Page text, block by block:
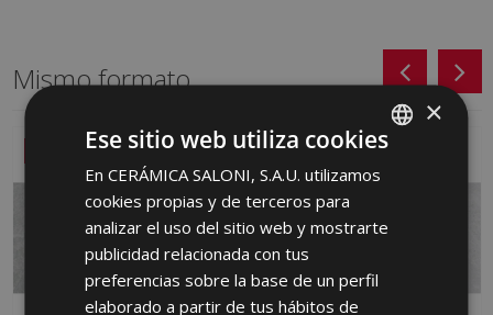
Mismo formato
NUEVO
SPANISH
ENGLISH
GERMAN
×
Ese sitio web utiliza cookies
En CERÁMICA SALONI, S.A.U. utilizamos
cookies propias y de terceros para
analizar el uso del sitio web y mostrarte
publicidad relacionada con tus
preferencias sobre la base de un perfil
elaborado a partir de tus hábitos de